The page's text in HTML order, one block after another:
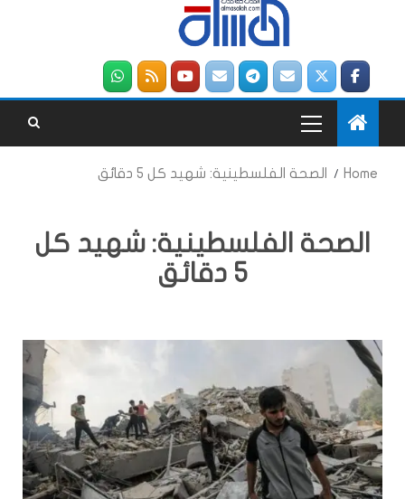
Home الصحة الفلسطينية: شهيد كل 5 دقائق
الصحة الفلسطينية: شهيد كل
5 دقائق